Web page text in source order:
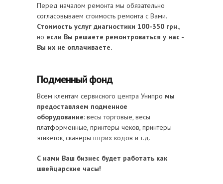
Перед началом ремонта мы обязательно
согласовываем стоимость ремонта с Вами.
Стоимость услуг диагностики 100-350 грн.
но если Вы решаете ремонтроваться у нас -
Вы их не оплачиваете.
Подменный фонд
Всем клентам сервисного центра Унипро мы
предоставляем подменное
оборудование: весы торговые, весы
платформенные, принтеры чеков, принтеры
этикеток, сканеры штрих кодов и т.д.
С нами Ваш бизнес будет работать как
швейцарские часы!